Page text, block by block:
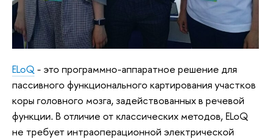
ELoQ - это программно-аппаратное решение для
пассивного функционального картирования участков
коры головного мозга, задействованных в речевой
функции. В отличие от классических методов, ELoQ
не требует интраоперационной электрической